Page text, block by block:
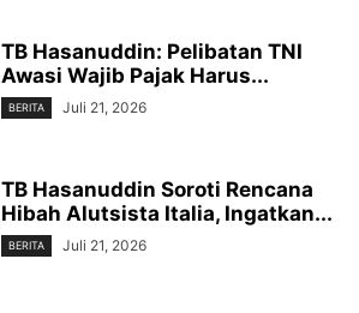
TB Hasanuddin: Pelibatan TNI
Awasi Wajib Pajak Harus...
BERITA Juli 21, 2026
TB Hasanuddin Soroti Rencana
Hibah Alutsista Italia, Ingatkan...
BERITA Juli 21, 2026